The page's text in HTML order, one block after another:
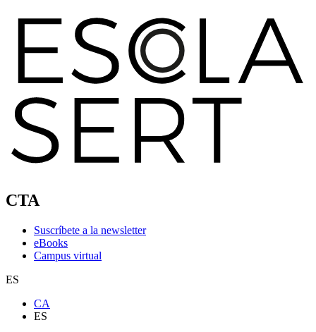
CTA
Suscríbete a la newsletter
eBooks
Campus virtual
ES
CA
ES